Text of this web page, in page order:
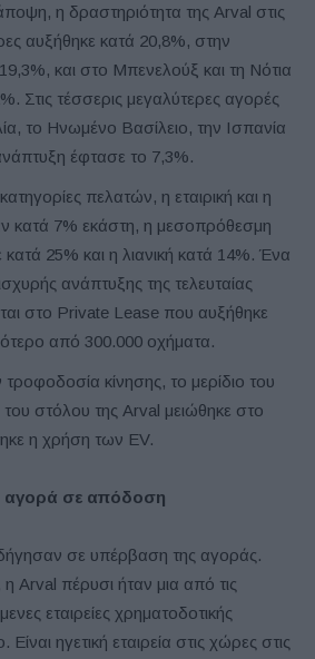
η δραστηριότητα της Arval στις
αυξήθηκε κατά 20,8%, στην
και στο Μπενελούξ και τη Νότια
Στις τέσσερις μεγαλύτερες αγορές
το Ηνωμένο Βασίλειο, την Ισπανία
έφτασε το 7,3%.
πελατών, η εταιρική και η
κατά 7% εκάστη, η μεσοπρόθεσμη
25% και η λιανική κατά 14%. Ένα
ανάπτυξης της τελευταίας
στο Private Lease που αυξήθηκε
από 300.000 οχήματα.
κίνησης, το μερίδιο του
στόλου της Arval μειώθηκε στο
η χρήση των EV.
αγορά σε απόδοση
σε υπέρβαση της αγοράς.
Arval πέρυσι ήταν μια από τις
εταιρείες χρηματοδοτικής
ηγετική εταιρεία στις χώρες στις